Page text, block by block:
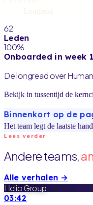
Longread
62
Leden
100%
Onboarded in week 1
De longread over
Bekijk in tussentijd de
Binnenkort op de
Het team legt de laatste
Lees verder
Andere teams,
Alle verhalen →
Helio Group
03:42